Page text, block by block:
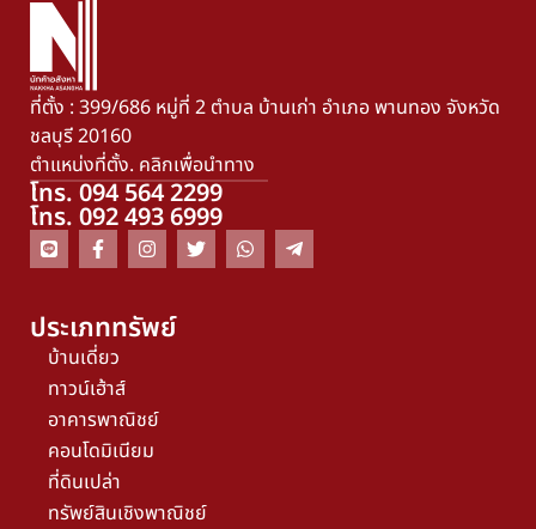
ที่ตั้ง : 399/686 หมู่ที่ 2 ตำบล บ้านเก่า อำเภอ พานทอง จังหวัด
ชลบุรี 20160
ตำแหน่งที่ตั้ง. คลิกเพื่อนำทาง
โทร. 094 564 2299
โทร. 092 493 6999
ประเภททรัพย์
บ้านเดี่ยว
ทาวน์เฮ้าส์
อาคารพาณิชย์
คอนโดมิเนียม
ที่ดินเปล่า
ทรัพย์สินเชิงพาณิชย์